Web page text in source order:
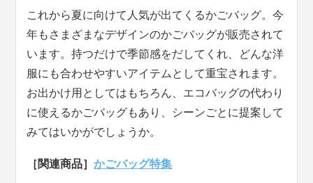
これから夏に向けて人気が出てくるかごバッグ。今
年もさまざまなデザインのかごバッグが販売されて
います。持つだけで季節感をだしてくれ、どんな洋
服にも合わせやすいアイテムとして重宝されます。
お出かけ用としてはもちろん、エコバッグの代わり
に使えるかごバッグもあり、シーンごとに提案して
みてはいかがでしょうか。
［関連商品］かごバッグ特集